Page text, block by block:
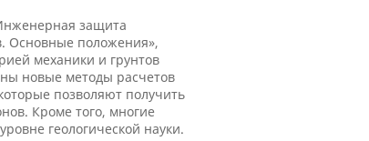
защита
Основные положения»,
механики и грунтов
новые методы расчетов
позволяют получить
Кроме того, многие
геологической науки.